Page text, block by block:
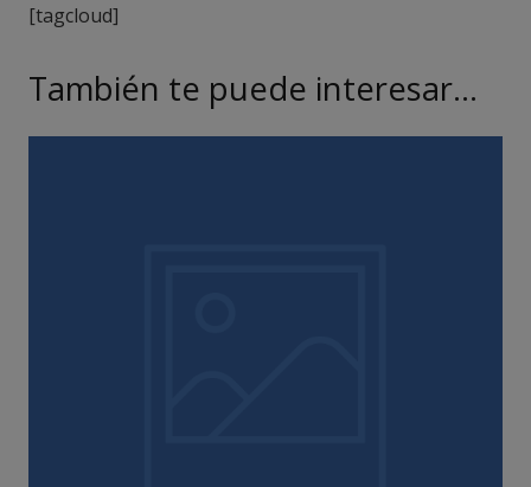
[tagcloud]
También te puede interesar…